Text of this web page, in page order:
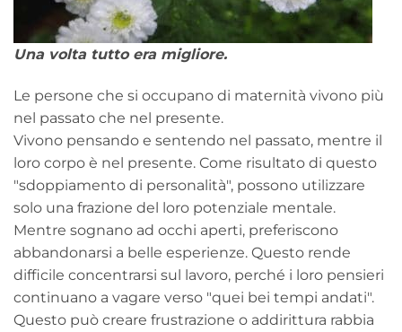
Una volta tutto era migliore.
Le persone che si occupano di maternità vivono più
nel passato che nel presente.
Vivono pensando e sentendo nel passato, mentre il
loro corpo è nel presente. Come risultato di questo
"sdoppiamento di personalità", possono utilizzare
solo una frazione del loro potenziale mentale.
Mentre sognano ad occhi aperti, preferiscono
abbandonarsi a belle esperienze. Questo rende
difficile concentrarsi sul lavoro, perché i loro pensieri
continuano a vagare verso "quei bei tempi andati".
Questo può creare frustrazione o addirittura rabbia